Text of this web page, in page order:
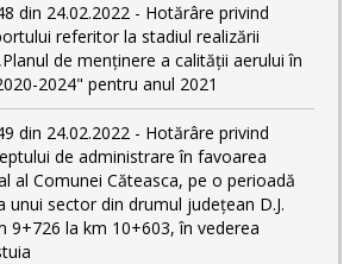
din 24.02.2022 - Hotărâre privind
referitor la stadiul realizării
de menținere a calității aerului în
2024" pentru anul 2021
din 24.02.2022 - Hotărâre privind
de administrare în favoarea
al Comunei Căteasca, pe o perioadă
unui sector din drumul județean D.J.
9+726 la km 10+603, în vederea